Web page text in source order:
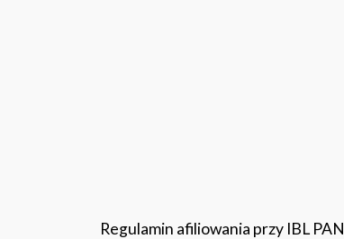
Regulamin afiliowania przy IBL PAN